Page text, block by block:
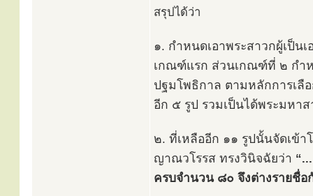
สรุปได้ว่า
๑. กำหนดเอาพระสาวกผู้เป็น
เกณฑ์แรก ส่วนเกณฑ์ที่ ๒ กำห
ปฐมโพธิกาล ตามหลักการเ
อีก ๕ รูป รวมเป็นได้พระมหา
๒. ที่เหลืออีก ๑๑ รูปนั้นจัดเข้
ญาณวโรรส ทรงวินิจฉัยว่า
ครบจำนวน ๘๐ จึงต่างรายชื่อ